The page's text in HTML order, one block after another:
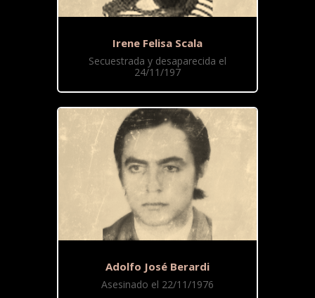
Irene Felisa Scala
Secuestrada y desaparecida el
24/11/197
Adolfo José Berardi
Asesinado el 22/11/1976